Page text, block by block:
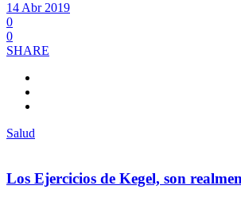
14 Abr 2019
0
0
SHARE
Salud
Los Ejercicios de Kegel, son